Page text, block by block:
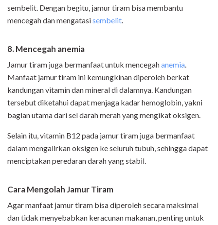
sembelit. Dengan begitu, jamur tiram bisa membantu
mencegah dan mengatasisembelit.
8. Mencegah anemia
Jamur tiram juga bermanfaat untuk mencegahanemia.
Manfaat jamur tiram ini kemungkinan diperoleh berkat
kandungan vitamin dan mineral di dalamnya. Kandungan
tersebut diketahui dapat menjaga kadar hemoglobin, yakni
bagian utama dari sel darah merah yang mengikat oksigen.
Selain itu, vitamin B12 pada jamur tiram juga bermanfaat
dalam mengalirkan oksigen ke seluruh tubuh, sehingga dapat
menciptakan peredaran darah yang stabil.
Cara Mengolah Jamur Tiram
Agar manfaat jamur tiram bisa diperoleh secara maksimal
dan tidak menyebabkan keracunan makanan, penting untuk